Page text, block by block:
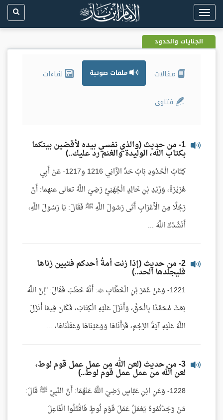
Toggle
navigation
الجنايات والحدود
مقالات ملفات صوتية لقاءات
فتاوى
1- من حديث (والذي نفسي بيده لأقضين بينكما
بكتاب الله، الوليدة والغنم رد عليك..)
كِتَابُ الْحُدُودِ بَابُ حَدِّ الزَّانِي 1216 و1217- عَنْ أَبِي
هُرَيْرَةَ، وَزَيْدِ بْنِ خَالِدٍ الْجُهَنِيِّ رَضِيَ اللَّهُ تعالى عنهما: أَنَّ
رَجُلًا مِنَ الْأَعْرَابِ أَتَى رَسُولَ اللَّهِ ﷺ فَقَالَ: يَا رَسُولَ اللَّهِ،
أَنْشُدُكَ اللَّهَ ...
2- من حديث (إذا زنت أمةُ أحدكم فتبين زناها
فليجلدها الحد..)
1221- وَعَنْ عُمَرَ بْنِ الْخَطَّابِ : أَنَّهُ خَطَبَ فَقَالَ: "إِنَّ اللَّهَ
بَعَثَ مُحَمَّدًا بِالْحَقِّ، وَأَنْزَلَ عَلَيْهِ الْكِتَابَ، فَكَانَ فِيمَا أَنْزَلَ
اللَّهُ عَلَيْهِ آيَةُ الرَّجْمِ، قَرَأْنَاهَا وَوَعَيْنَاهَا وَعَقَلْنَاهَا، ...
3- من حديث (لعن الله من عمل عمل قوم لوط،
لعن الله من عمل عمل قوم لوط..)
1228- وَعَنِ ابْنِ عَبَّاسٍ رَضِيَ اللَّهُ عَنْهُمَا: أَنَّ النَّبِيَّ ﷺ قَالَ:
مَنْ وَجَدْتُمُوهُ يَعْمَلُ عَمَلَ قَوْمِ لُوطٍ فَاقْتُلُوا الْفَاعِلَ